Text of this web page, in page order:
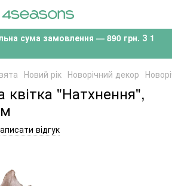
сума замовлення — 890 грн. З 1
Новий рік Новорічний декор
квітка "Натхнення",
відгук